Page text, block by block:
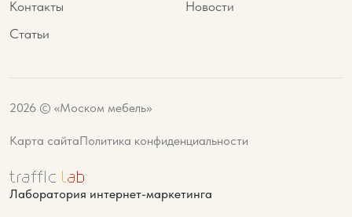
Контакты
Новости
Статьи
2026 © «Моском мебель»
Карта сайтаПолитика конфиденциальности
Лаборатория интернет-маркетинга